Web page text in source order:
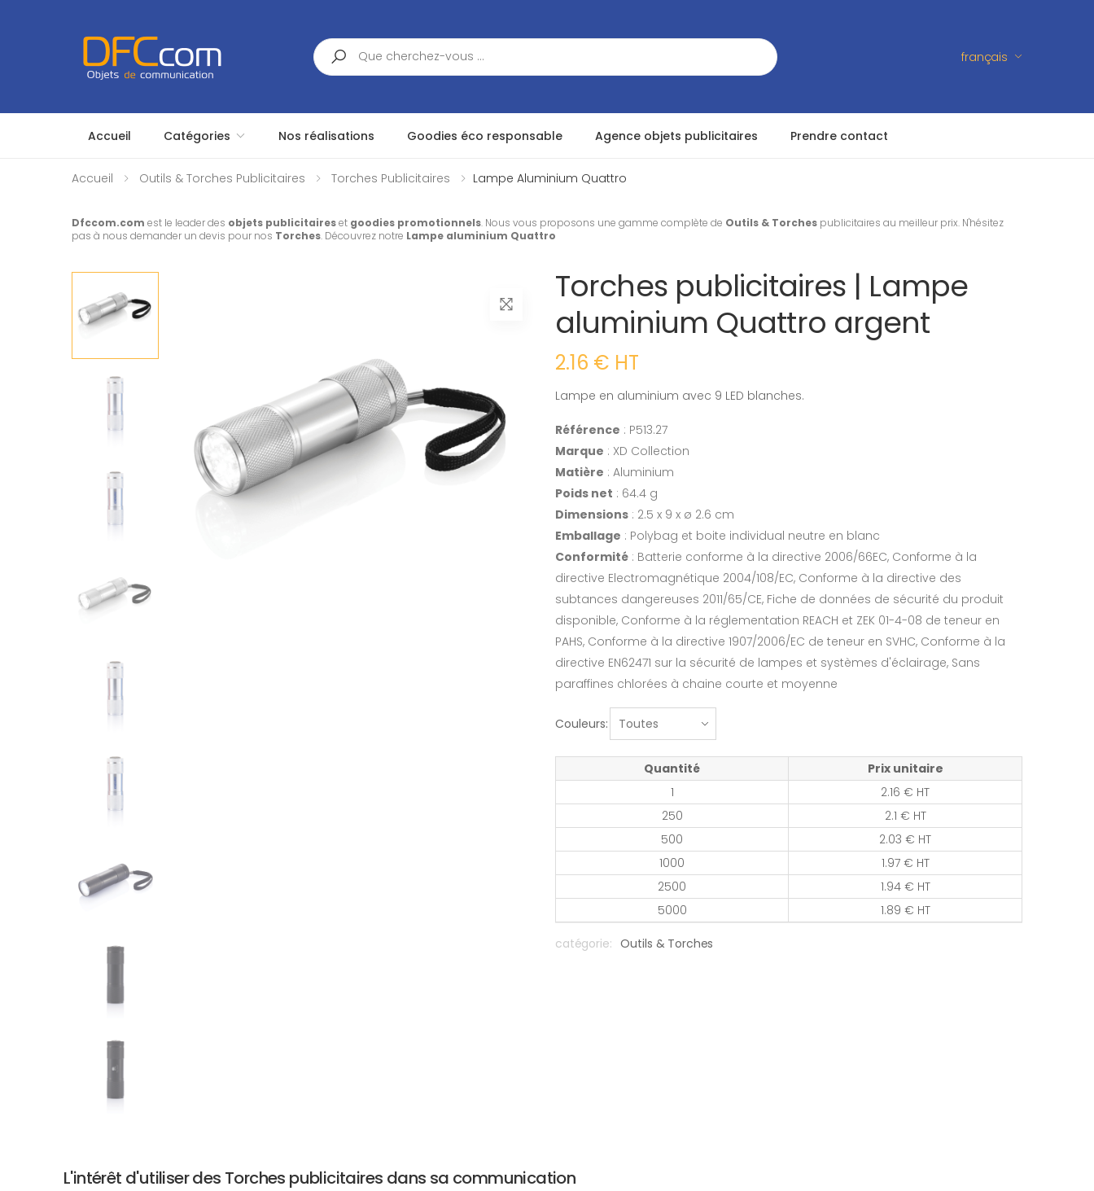
Search
français
Accueil Catégories Nos réalisations Goodies éco responsable Agence objets publicitaires Prendre contact
Accueil Outils & Torches Publicitaires Torches Publicitaires Lampe Aluminium Quattro
Dfccom.com est le leader des objets publicitaireset goodies promotionnels. Nous vous proposons une gamme complète de Outils & Torches publicitaires au meilleur prix. N'hésitez
pas à nous demander un devis pour nos Torches. Découvrez notre Lampe aluminium Quattro
Torches publicitaires | Lampe
aluminium Quattro argent
2.16 € HT
Lampe en aluminium avec 9 LED blanches.
Référence : P513.27
Marque : XD Collection
Matière : Aluminium
Poids net : 64.4 g
Dimensions : 2.5 x 9 x ø 2.6 cm
Emballage : Polybag et boite individual neutre en blanc
Conformité : Batterie conforme à la directive 2006/66EC, Conforme à la
directive Electromagnétique 2004/108/EC, Conforme à la directive des
subtances dangereuses 2011/65/CE, Fiche de données de sécurité du produit
disponible, Conforme à la réglementation REACH et ZEK 01-4-08 de teneur en
PAHS, Conforme à la directive 1907/2006/EC de teneur en SVHC, Conforme à la
directive EN62471 sur la sécurité de lampes et systèmes d'éclairage, Sans
paraffines chlorées à chaine courte et moyenne
Couleurs:
Quantité
Prix unitaire
1
2.16 € HT
250
2.1 € HT
500
2.03 € HT
1000
1.97 € HT
2500
1.94 € HT
5000
1.89 € HT
catégorie: Outils & Torches
L'intérêt d'utiliser des Torches publicitaires dans sa communication